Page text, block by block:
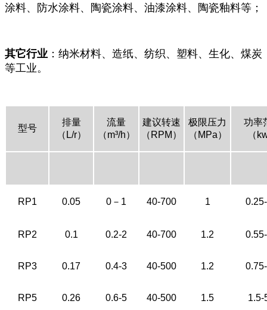
涂料、防水涂料、陶瓷涂料、油漆涂料、陶瓷釉料等；
其它行业 ：纳米材料、造纸、纺织、塑料、生化、煤炭
等工业。
型号
排量
（L/r）
流量
（m³/h）
建议转速
（RPM）
极限压力
（MPa）
功率
（
RP1 0.05 0－1 40-700 1
RP2 0.1 0.2-2 40-700 1.2
RP3 0.17 0.4-3 40-500 1.2
RP5 0.26 0.6-5 40-500 1.5 1.5-